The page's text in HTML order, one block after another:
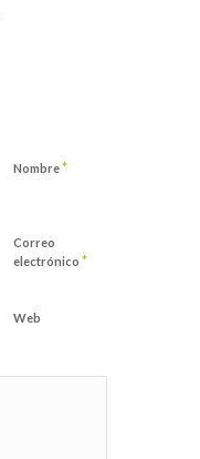
Nombre*
Correo
electrónico *
Web